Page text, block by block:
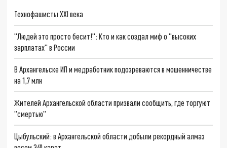
Технофашисты XXI века
"Людей это просто бесит!": Кто и как создал миф о "высоких
зарплатах" в России
В Архангельске ИП и медработник подозреваются в мошенничестве
на 1,7 млн
Жителей Архангельской области призвали сообщить, где торгуют
"смертью"
Цыбульский: в Архангельской области добыли рекордный алмаз